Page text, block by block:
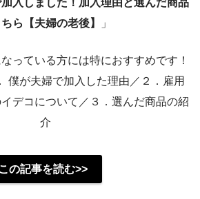
ら【夫婦の老後】
」
っている方には特におすすめです！
僕が夫婦で加入した理由／２．雇用
デコについて／３．選んだ商品の紹
介
の記事を読む>>